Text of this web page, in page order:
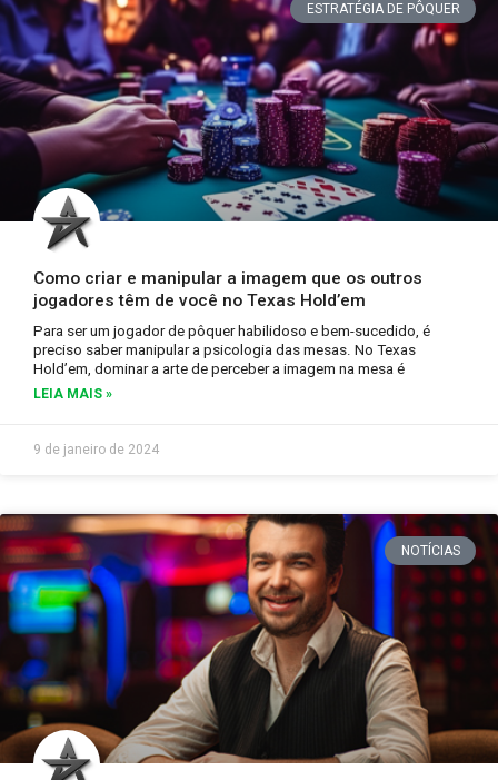
ESTRATÉGIA DE PÔQUER
Como criar e manipular a imagem que os outros
jogadores têm de você no Texas Hold’em
Para ser um jogador de pôquer habilidoso e bem-sucedido, é
preciso saber manipular a psicologia das mesas. No Texas
Hold’em, dominar a arte de perceber a imagem na mesa é
LEIA MAIS »
9 de janeiro de 2024
NOTÍCIAS